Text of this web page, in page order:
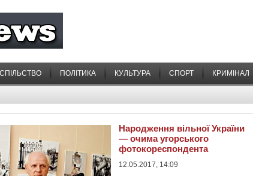
ПОЛІТИКА КУЛЬТУРА СПОРТ КРИМІНАЛ
Народження вільної України
— очима угорського
фотокореспондента
12.05.2017, 14:09